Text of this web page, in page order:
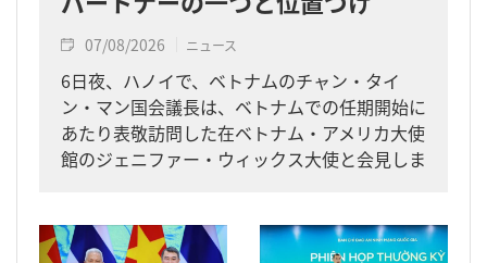
07/08/2026 ニュース
6日夜、ハノイで、ベトナムのチャン・タイ
ン・マン国会議長は、ベトナムでの任期開始に
あたり表敬訪問した在ベトナム・アメリカ大使
館のジェニファー・ウィックス大使と会見しま